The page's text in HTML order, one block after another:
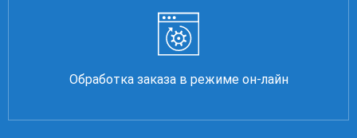
Обработка заказа в режиме он-лайн